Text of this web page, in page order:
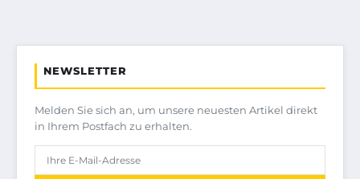
NEWSLETTER
Melden Sie sich an, um unsere neuesten Artikel direkt
in Ihrem Postfach zu erhalten.